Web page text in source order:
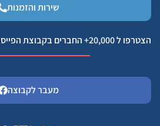
שירות והזמנות
הצטרפו ל 20,000+ החברים בקבוצת הפייסבוק שלנו ״מטפלים בהורים
מעבר לקבוצה